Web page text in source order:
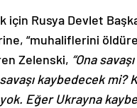
için Rusya Devlet
“muhaliflerini
Zelenski, “Ona
kaybedecek
Eğer Ukrayna